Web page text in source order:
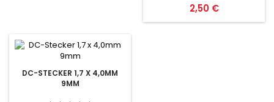
Preis
2,50 €
DC-STECKER 1,7 X 4,0MM
9MM